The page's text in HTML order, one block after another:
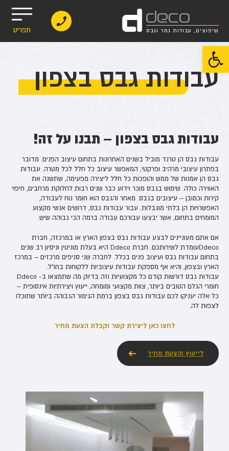
פתח סרגל נגישות
deco
d שיפוצים, עבודות גמר וגבס תפריט
עבודות גבס בצפון
עבודות גבס בצפון – תבנו על זה!
עבודות גבס הן טרנד מוביל בשנים האחרונות בתחום עיצוב הפנים. מדובר
בפתרון עיצובי מרהיב ופרקטי, המאפשר עיצוב כל חלל לכל מטרה. עבודות
גבס הן אמנות של ממש והופכות כל חלל ליצירה מפעימה, שתשנה את
האווירה כולה. שימוש בגבס מוכר וידוע כבר שנים רבות לחלוקת מרחבים, חיפוי
קירות וכמובן – עיצובים בגבס. מאחר והגבס הוא חומר נוח לעבודה,
האפשרויות הן בלתי מוגבלות. עבור עבודות גבס, דרושים אנשי מקצוע
המומחים בתחום, אשר יבצעו עבורכם עבודה ברמה הכי גבוהה שיש.
אם אתם מעוניינים לבצע עבודות גבס בצפון הארץ או במרכזה, חברת
Ddecoעומדת לשירותכם. חברת Ddeco היא בעלת מוניטין וניסיון רב שנים
בתחום עבודות גבס ועיצוב פנים בכלל. לחברה שני סניפים מרכזים – במרכז
הארץ ובצפון, והיא אף מספקת עבודות עיצוביות ללקוחות בחו"ל.
עבודות גבס דורשות קודם כל מקצועיות וזה בדיוק מה שתמצאו ב- Ddeco.
חומרי הגלם הטובים ביותר, צוות מקצועי ומומחה, ייעוץ ויצירתיות אינסופית –
כל אלה יעניקו לכם עבודות גבס בצפון ברמת הגימור הגבוהה ביותר שתוכלו
לצפות לה.
לחצו כאן ליצירת קשר וקבלת הצעת מחיר
לייעוץ והצעת מחיר